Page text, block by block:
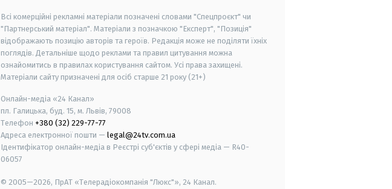
Всі комерційні рекламні матеріали позначені словами "Спецпроєкт" чи
"Партнерський матеріал". Матеріали з позначкою "Експерт", "Позиція"
відображають позицію авторів та героїв. Редакція може не поділяти їхніх
поглядів. Детальніше щодо реклами та правил цитування можна
ознайомитись в правилах користування сайтом. Усі права захищені.
Матеріали сайту призначені для осіб старше 21 року (21+)
Онлайн-медіа «24 Канал»
пл. Галицька, буд. 15, м. Львів, 79008
Телефон +380 (32) 229-77-77
Адреса електронної пошти — legal@24tv.com.ua
Ідентифікатор онлайн-медіа в Реєстрі суб'єктів у сфері медіа — R40-
06057
© 2005—2026, ПрАТ «Телерадіокомпанія "Люкс"», 24 Канал.